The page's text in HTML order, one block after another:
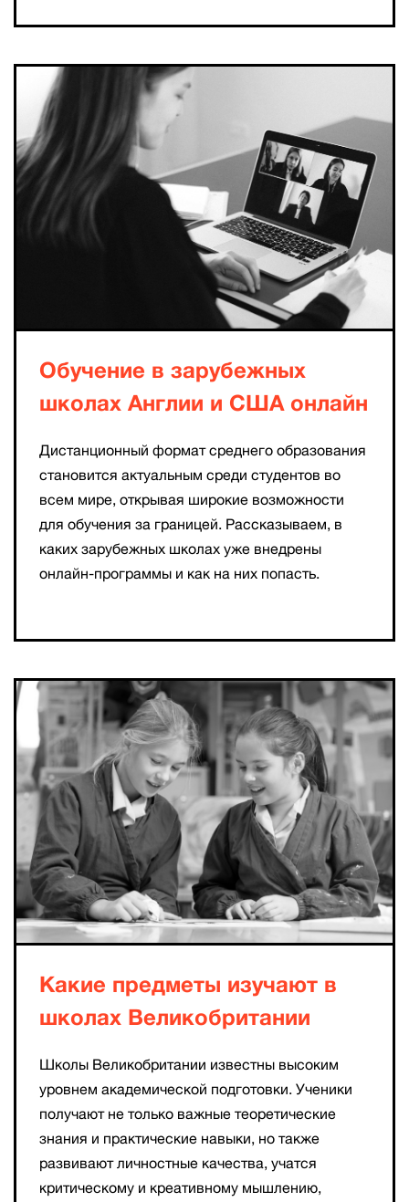
Обучение в зарубежных
школах Англии и США онлайн
Дистанционный формат среднего образования
становится актуальным среди студентов во
всем мире, открывая широкие возможности
для обучения за границей. Рассказываем, в
каких зарубежных школах уже внедрены
онлайн-программы и как на них попасть.
Какие предметы изучают в
школах Великобритании
Школы Великобритании известны высоким
уровнем академической подготовки. Ученики
получают не только важные теоретические
знания и практические навыки, но также
развивают личностные качества, учатся
критическому и креативному мышлению,